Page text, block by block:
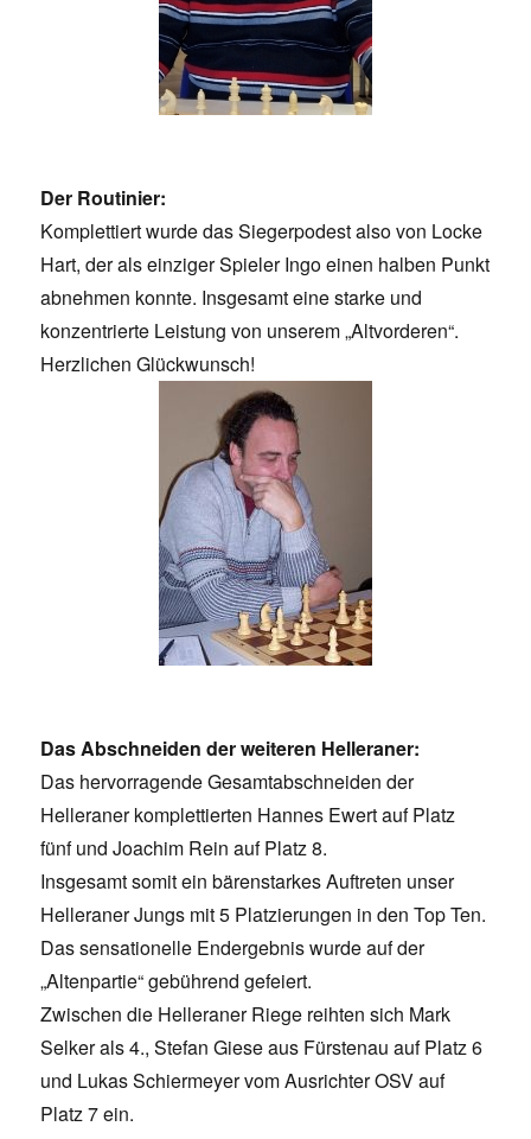
Der Routinier:
Komplettiert wurde das Siegerpodest also von Locke
Hart, der als einziger Spieler Ingo einen halben Punkt
abnehmen konnte. Insgesamt eine starke und
konzentrierte Leistung von unserem „Altvorderen“.
Herzlichen Glückwunsch!
Das Abschneiden der weiteren Helleraner:
Das hervorragende Gesamtabschneiden der
Helleraner komplettierten Hannes Ewert auf Platz
fünf und Joachim Rein auf Platz 8.
Insgesamt somit ein bärenstarkes Auftreten unser
Helleraner Jungs mit 5 Platzierungen in den Top Ten.
Das sensationelle Endergebnis wurde auf der
„Altenpartie“ gebührend gefeiert.
Zwischen die Helleraner Riege reihten sich Mark
Selker als 4., Stefan Giese aus Fürstenau auf Platz 6
und Lukas Schiermeyer vom Ausrichter OSV auf
Platz 7 ein.